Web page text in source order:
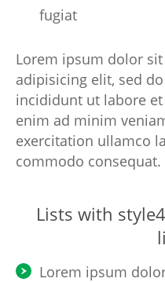
fugiat
Lorem ipsum dolor
adipisicing elit, sed
incididunt ut labore
enim ad minim
exercitation ullamco
commodo consequat.
Lists with
Lorem ipsum